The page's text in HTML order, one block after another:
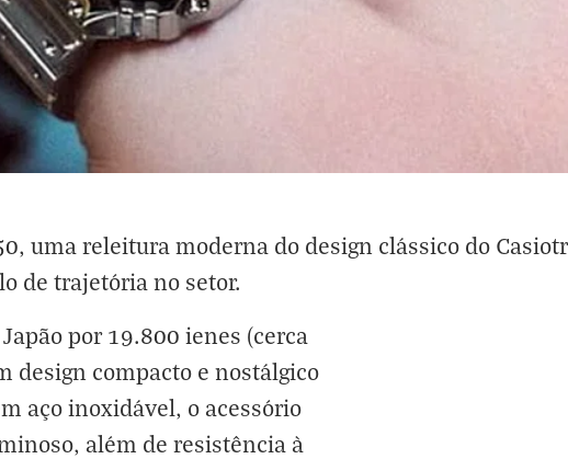
uma releitura moderna do design clássico do
de trajetória no setor.
por 19.800 ienes (cerca
design compacto e nostálgico
aço inoxidável, o acessório
além de resistência à